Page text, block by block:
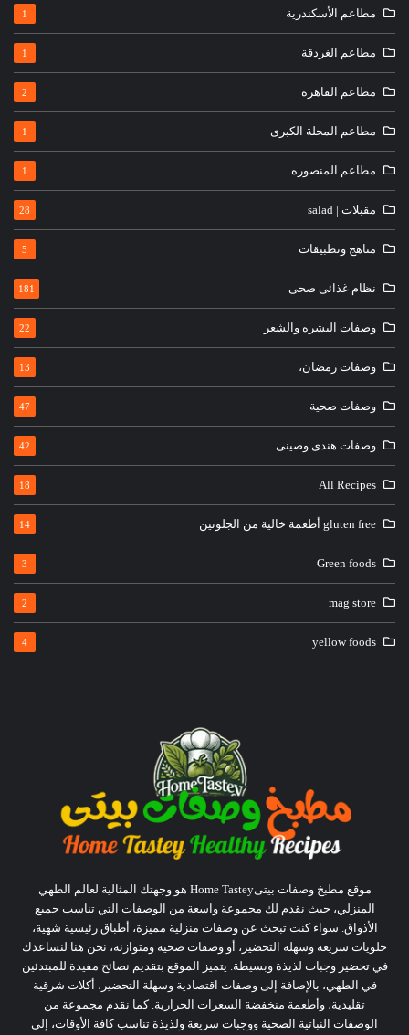
مطاعم الأسكندرية 1
مطاعم الغردقة 1
مطاعم القاهرة 2
مطاعم المحلة الكبرى 1
مطاعم المنصوره 1
مقبلات | salad 28
مناهج وتطبيقات 5
نظام غذائى صحى 181
وصفات البشره والشعر 22
وصفات رمضان، 13
وصفات صحية 47
وصفات هندى وصينى 42
All Recipes
18
gluten free أطعمة خالية من الجلوتين 14
Green foods
3
mag store
2
yellow foods
4
موقع مطبخ وصفات بيتىHome Tastey هو وجهتك المثالية لعالم الطهي
المنزلي، حيث نقدم لك مجموعة واسعة من الوصفات التي تناسب جميع
الأذواق. سواء كنت تبحث عن وصفات منزلية مميزة، أطباق رئيسية شهية،
حلويات سريعة وسهلة التحضير، أو وصفات صحية ومتوازنة، نحن هنا لنساعدك
في تحضير وجبات لذيذة وبسيطة. يتميز الموقع بتقديم نصائح مفيدة للمبتدئين
في الطهي، بالإضافة إلى وصفات اقتصادية وسهلة التحضير، أكلات شرقية
تقليدية، وأطعمة منخفضة السعرات الحرارية. كما نقدم مجموعة من
الوصفات النباتية الصحية ووجبات سريعة ولذيذة تناسب كافة الأوقات، إلى